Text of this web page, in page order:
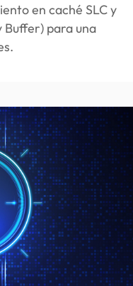
en caché SLC y
para una